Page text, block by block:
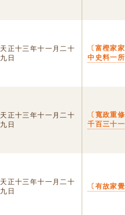
天正十三年十一月二十
九日
〔富樫家
中史料一
天正十三年十一月二十
九日
〔寬政重
千百三十
天正十三年十一月二十
九日
〔有故家